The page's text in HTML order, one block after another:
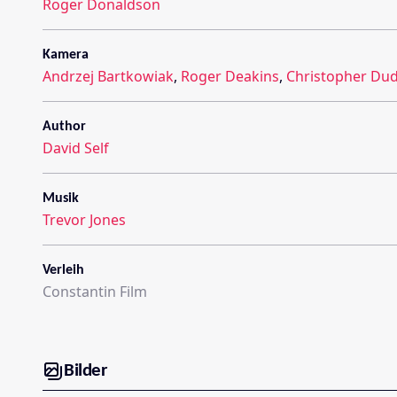
Roger Donaldson
Kamera
Andrzej Bartkowiak, Roger Deakins, Christopher
Author
David Self
Musik
Trevor Jones
Verleih
Constantin Film
Bilder